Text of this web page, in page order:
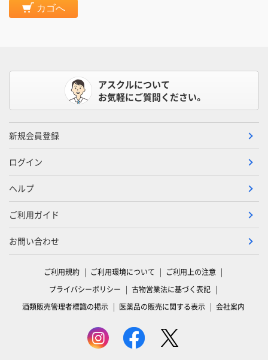
カゴへ
アスクルについて
お気軽にご質問ください。
新規会員登録
ログイン
ヘルプ
ご利用ガイド
お問い合わせ
ご利用規約 ご利用環境について
ご利用上の注意
プライバシーポリシー
古物営業法に基づく表記
酒類販売管理者標識の掲示
医薬品の販売に関する表示 会社案内